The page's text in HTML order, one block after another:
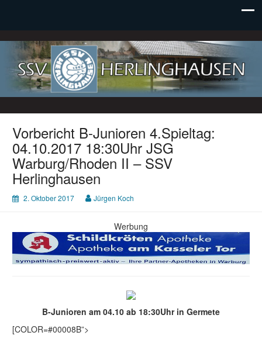
SSV Herlinghausen e. V.
Vorbericht B-Junioren 4.Spieltag:
04.10.2017 18:30Uhr JSG
Warburg/Rhoden II – SSV
Herlinghausen
2. Oktober 2017 Jürgen Koch
Werbung
B-Junioren am 04.10 ab 18:30Uhr in Germete
[COLOR=#00008B”>